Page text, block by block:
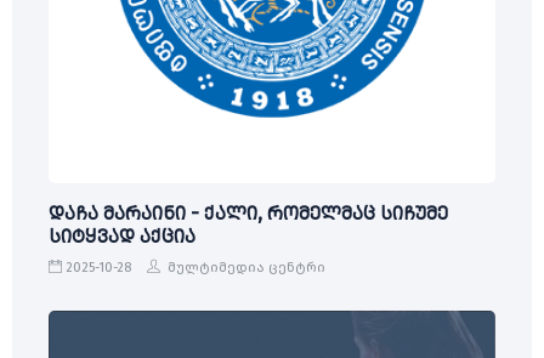
დაჩა მარაინი - ქალი, რომელმაც სიჩუმე
სიტყვად აქცია
2025-10-28 მულტიმედია ცენტრი